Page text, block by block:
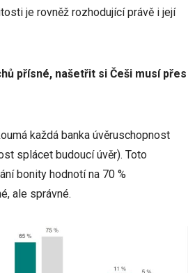
je rovněž rozhodující právě i její
přísné, našetřit si Češi musí přes
každá banka úvěruschopnost
splácet budoucí úvěr). Toto
bonity hodnotí na 70 %
ale správné.